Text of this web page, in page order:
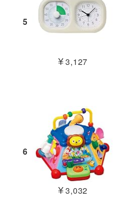
5
￥3,127
6
￥3,032